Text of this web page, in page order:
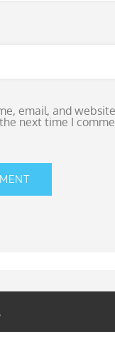
email, and
next time I